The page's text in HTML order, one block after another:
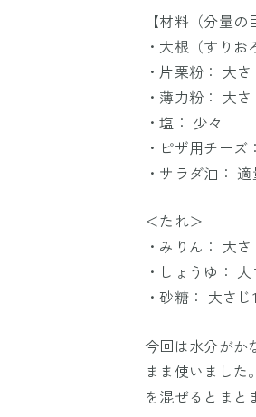
【材料（分量の
・大根（すりお
・片栗粉： 大
・薄力粉： 大さ
・塩： 少々
・ピザ用チーズ
・サラダ油： 適
＜たれ＞
・みりん： 大さ
・しょうゆ： 大
・砂糖： 大さじ1
今回は水分がか
まま使いまし
を混ぜるとまと